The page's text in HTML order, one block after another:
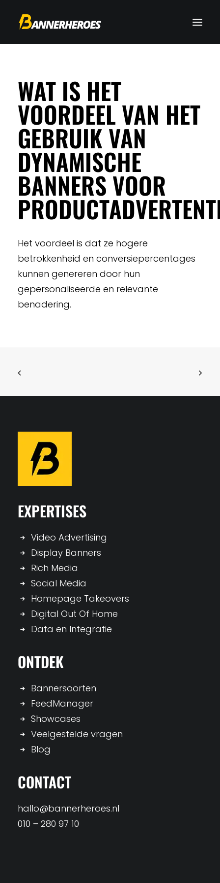
WAT IS HET
VOORDEEL VAN HET
GEBRUIK VAN
DYNAMISCHE
BANNERS VOOR
Het voordeel is dat ze hogere
betrokkenheid en conversiepercentages
kunnen genereren door hun
gepersonaliseerde en relevante
benadering.
EXPERTISES
Video Advertising
Display Banners
Rich Media
Social Media
Homepage Takeovers
Digital Out Of Home
Data en Integratie
ONTDEK
Bannersoorten
FeedManager
Showcases
Veelgestelde vragen
Blog
CONTACT
hallo@bannerheroes.nl
010 – 280 97 10